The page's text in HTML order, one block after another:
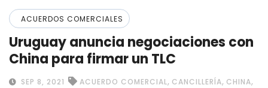
ACUERDOS COMERCIALES
Uruguay anuncia negociaciones con
China para firmar un TLC
SEP 8, 2021 ACUERDO COMERCIAL, CANCILLERÍA, CHINA,